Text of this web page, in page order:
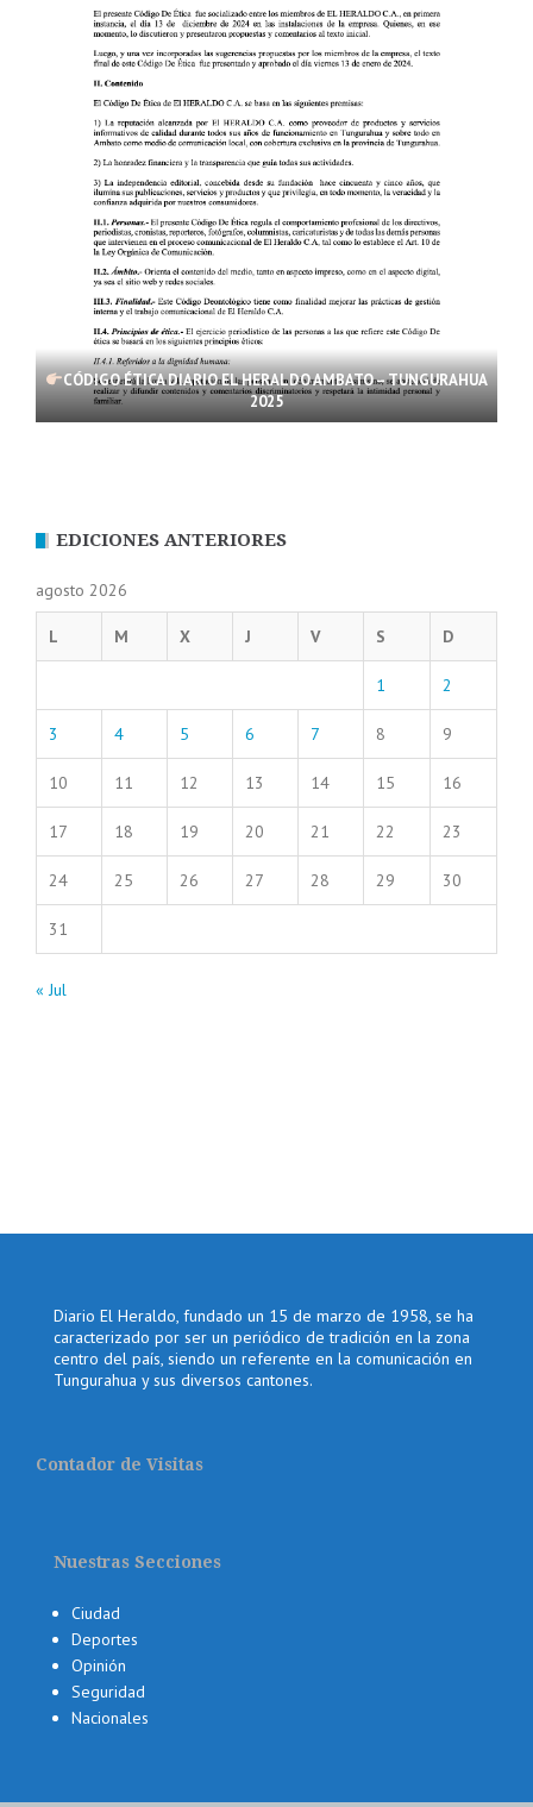
CÓDIGO ÉTICA DIARIO EL HERALDO AMBATO – TUNGURAHUA
2025
EDICIONES ANTERIORES
agosto 2026
L M X J V S D
1 2
3 4 5 6 7 8 9
10 11 12 13 14 15 16
17 18 19 20 21 22 23
24 25 26 27 28 29 30
31
« Jul
Diario El Heraldo, fundado un 15 de marzo de 1958, se ha
caracterizado por ser un periódico de tradición en la zona
centro del país, siendo un referente en la comunicación en
Tungurahua y sus diversos cantones.
Contador de Visitas
Nuestras Secciones
Ciudad
Deportes
Opinión
Seguridad
Nacionales